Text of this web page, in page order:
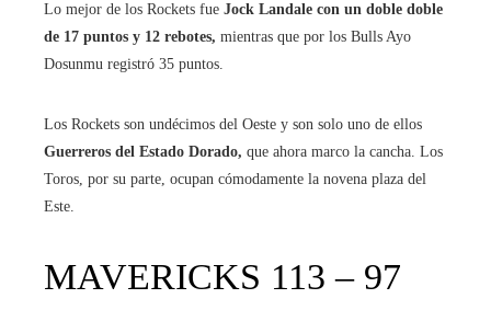
Lo mejor de los Rockets fue Jock Landale con un doble doble
de 17 puntos y 12 rebotes, mientras que por los Bulls Ayo
Dosunmu registró 35 puntos.
Los Rockets son undécimos del Oeste y son solo uno de ellos
Guerreros del Estado Dorado, que ahora marco la cancha. Los
Toros, por su parte, ocupan cómodamente la novena plaza del
Este.
MAVERICKS 113 – 97